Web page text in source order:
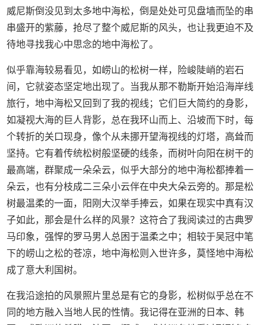
威尼斯倒没见到太多地中海松，倒是处处可见盘墙而坠的串
串盛开的紫藤，抢尽了整个威尼斯的风头，也让我更迫不及
待地寻找我心中思念的地中海松了。
似乎靠海较易看见，如崂山的松树一样，险峻陡峭的岩石
间，它就姿态坚定地出现了。当我从那不勒斯开始沿海岸线
旅行，地中海松又回到了我的视线；它们巨大简约的身影，
如凝视大海的巨人背影，总在我环山而上、沿坡而下时，每
个转折的关口现身，像个从未挪开望海视线的灯塔，高耸而
坚持。它有着传统松树般坚硬的线条，而树叶向阳在树干的
最高端，群聚成一朵朵云，似乎大部分的地中海松都捧着一
朵云，也有分枝成二三朵小云伴在中央大朵云旁的。那是松
树最温柔的一面，阳刚大汉举手捧云，如果在现实中真有汉
子如此，那会是什么样的风景？这符合了我阅读过的古典罗
马印象，强悍的罗马男人总困于温柔之中；相较于吴冠中笔
下的崂山之松的苍凉，地中海松则入世许多，莫怪地中海松
成了意大利国树。
在我沿途拍的风景照片里总是有它的身影，松树似乎总在不
同的地方融入当地人民的性情。我记得在亚洲的日本、韩